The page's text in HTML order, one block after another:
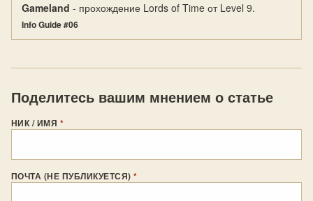
Gameland - прохождение Lords of Time от Level 9.
Info Guide #06
Поделитесь вашим мнением о статье
НИК / ИМЯ *
ПОЧТА (НЕ ПУБЛИКУЕТСЯ)*